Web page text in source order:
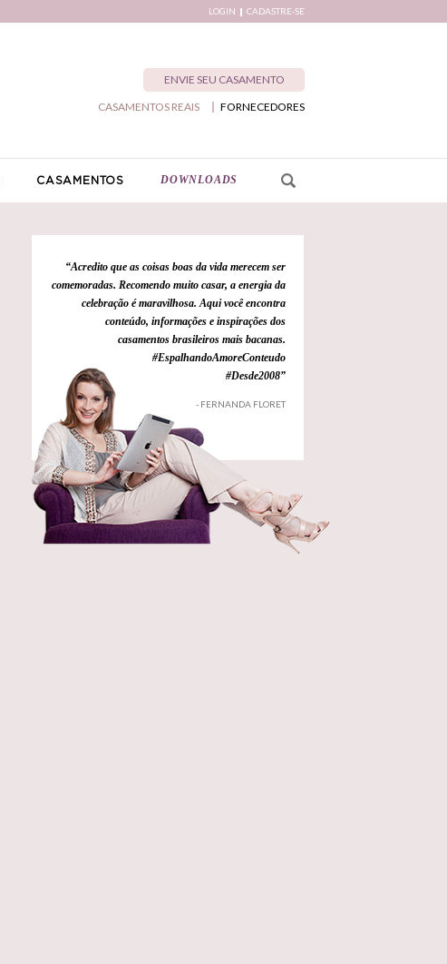
LOGIN CADASTRE-SE
ENVIE SEU CASAMENTO
FORNECEDORES
CASAMENTOS REAIS
CASAMENTOS DOWNLOADS
“Acredito que as coisas boas da vida merecem ser
comemoradas. Recomendo muito casar, a energia da
celebração é maravilhosa. Aqui você encontra
conteúdo, informações e inspirações dos
casamentos brasileiros mais bacanas.
#EspalhandoAmoreConteudo
#Desde2008”
- FERNANDA FLORET